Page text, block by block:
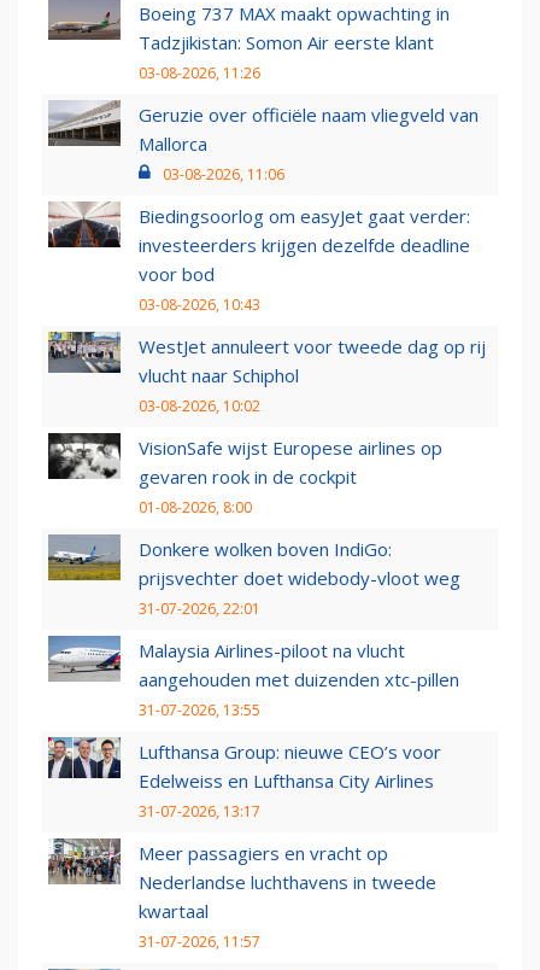
Boeing 737 MAX maakt opwachting in
Tadzjikistan: Somon Air eerste klant
03-08-2026, 11:26
Geruzie over officiële naam vliegveld van
Mallorca
03-08-2026, 11:06
Biedingsoorlog om easyJet gaat verder:
investeerders krijgen dezelfde deadline
voor bod
03-08-2026, 10:43
WestJet annuleert voor tweede dag op rij
vlucht naar Schiphol
03-08-2026, 10:02
VisionSafe wijst Europese airlines op
gevaren rook in de cockpit
01-08-2026, 8:00
Donkere wolken boven IndiGo:
prijsvechter doet widebody-vloot weg
31-07-2026, 22:01
Malaysia Airlines-piloot na vlucht
aangehouden met duizenden xtc-pillen
31-07-2026, 13:55
Lufthansa Group: nieuwe CEO’s voor
Edelweiss en Lufthansa City Airlines
31-07-2026, 13:17
Meer passagiers en vracht op
Nederlandse luchthavens in tweede
kwartaal
31-07-2026, 11:57